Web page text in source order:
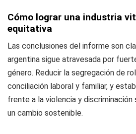
Cómo lograr una industria
equitativa
Las conclusiones del informe son
argentina sigue atravesada por
género. Reducir la segregación de
conciliación laboral y familiar, y
frente a la violencia y discriminación
un cambio sostenible.